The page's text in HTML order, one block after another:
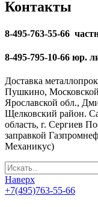
Контакты
8-495-763-55-66
8-495-795-10-66 юр.
Доставка
Пушкино,
Ярославской обл.,
Щелковский район.
область, г. Сергиев
заправкой
Механикус)
Наверх
+7(495)763-55-66